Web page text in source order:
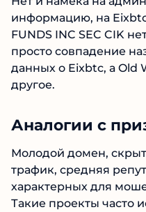
информацию, на Eixbtc
FUNDS INC SEC CIK
просто совпадение
данных о Eixbtc, а Old
другое.
Аналогии с
Молодой домен,
трафик, средняя
характерных для
Такие проекты часто